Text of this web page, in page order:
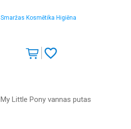
Smaržas Kosmētika Higiēna
My Little Pony vannas putas